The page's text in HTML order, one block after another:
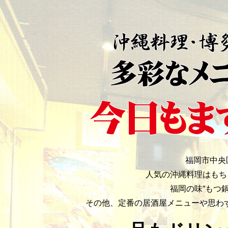
福岡市中
人気の沖縄料理はも
福岡の味“もつ
その他、定番の居酒屋メニューや思